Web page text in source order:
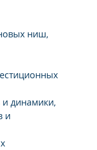
ниш,
динамики,
и